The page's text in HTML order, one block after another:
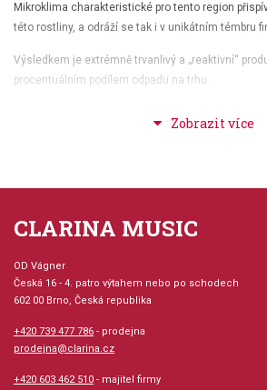
Mikroklima charakteristické pro tento region
této rostliny, a odráží se tak i v unikátním témbru
Výsledkem je extrémně trvanlivý a „reaktivní“
procentuálním podílem odpadu na trhu.
jinou odezvu, pokud jde o barvu tónu, a jsou
ŘadaClassicje sice určena pro klasickou hudbu,
CLARINA MUSIC
OD Vágner
Česká 16 - 4. patro výtahem nebo po schodech
602 00 Brno, Česká republika
+420 739 477 786 - prodejna
prodejna@clarina.cz
+420 603 462 510 - majitel firmy